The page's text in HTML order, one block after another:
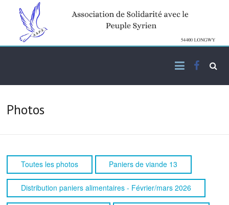
content
Association de solidarité
avec le peuple syrien
Photos
Toutes les photos Paniers de viande 13
Distribution paniers alimentaires - Février/mars 2026